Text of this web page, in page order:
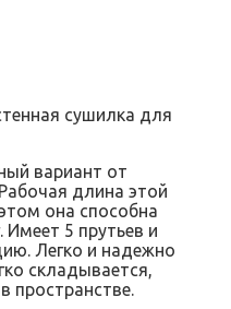
сушилка для
вариант от
длина этой
она способна
Имеет 5 прутьев и
Легко и надежно
складывается,
пространстве.